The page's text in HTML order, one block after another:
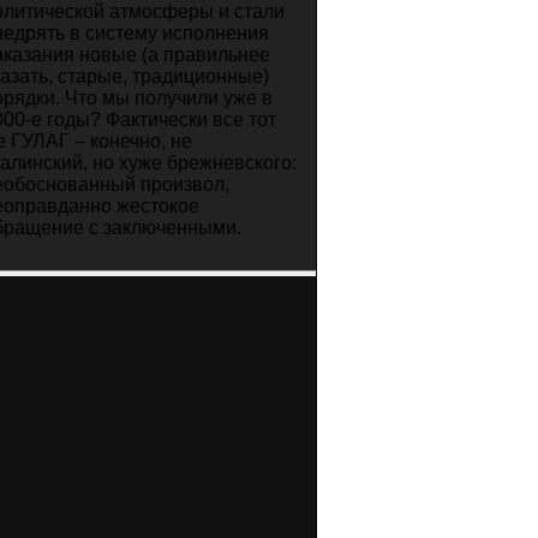
атмосферы и стали
в систему исполнения
новые (а правильнее
старые, традиционные)
Что мы получили уже в
е годы? Фактически все тот
ГУЛАГ – конечно, не
но хуже брежневского:
произвол,
жестокое
с заключенными.